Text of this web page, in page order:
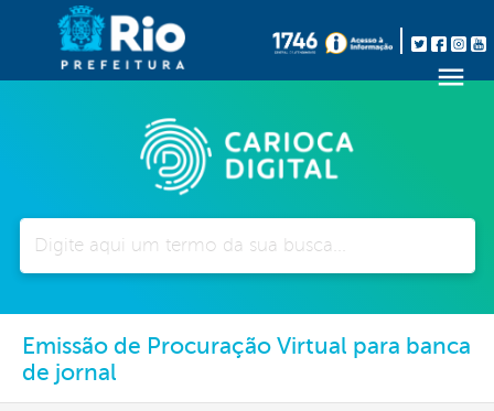
Emissão de Procuração Virtual para banca
de jornal